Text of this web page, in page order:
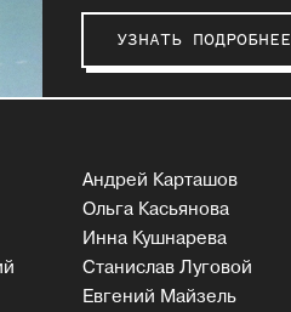
УЗНАТЬ ПОДРОБНЕЕ
Андрей Карташов
Ольга Касьянова
Инна Кушнарева
Станислав Луговой
Евгений Майзель